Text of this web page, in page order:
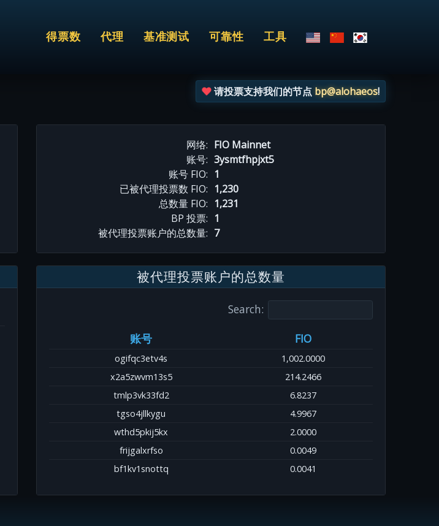
得票数 代理 基准测试 可靠性 工具
请投票支持我们的节点 bp@alohaeos!
网络: FIO Mainnet
账号: 3ysmtfhpjxt5
账号 FIO: 1
已被代理投票数 FIO: 1,230
总数量 FIO: 1,231
BP 投票: 1
被代理投票账户的总数量: 7
被代理投票账户的总数量
Search:
账号
FIO
ogifqc3etv4s
1,002.0000
x2a5zwvm13s5
214.2466
tmlp3vk33fd2
6.8237
tgso4jllkygu
4.9967
wthd5pkij5kx
2.0000
frijgalxrfso
0.0049
bf1kv1snottq
0.0041